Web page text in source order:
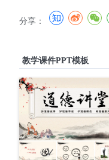
分享：
教学课件PPT模板